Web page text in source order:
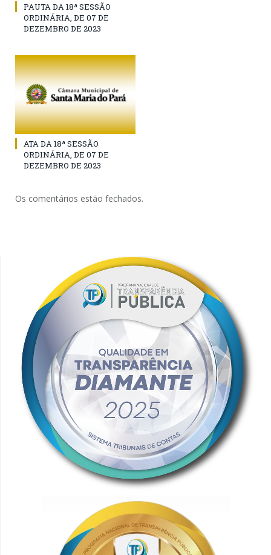
PAUTA DA 18ª SESSÃO
ORDINÁRIA, DE 07 DE
DEZEMBRO DE 2023
ATA DA 18ª SESSÃO
ORDINÁRIA, DE 07 DE
DEZEMBRO DE 2023
Os comentários estão fechados.